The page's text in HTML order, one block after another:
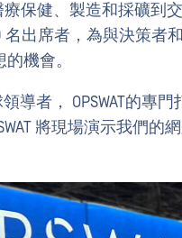
保健、製造和採礦到
出席者，為與決策者
機會。
者， OPSWAT的專門
將現場演示我們的